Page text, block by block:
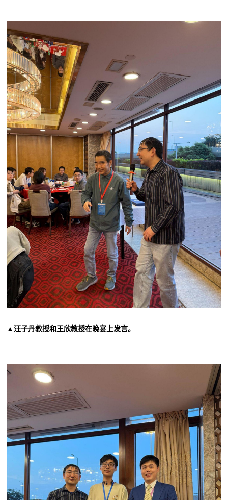
▲汪子丹教授和王欣教授在晚宴上发言。